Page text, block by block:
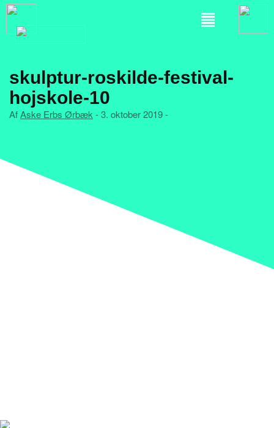
skulptur-roskilde-festival-
hojskole-10
AfAske Erbs Ørbæk - 3. oktober 2019 -